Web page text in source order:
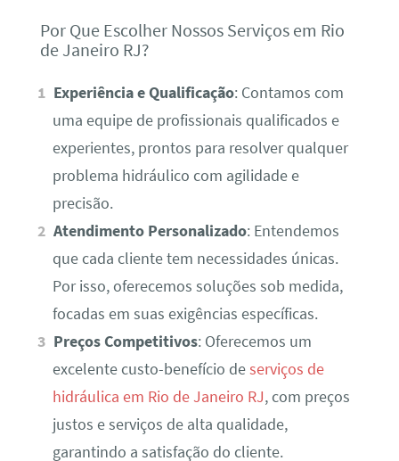
Por Que Escolher Nossos Serviços em Rio
de Janeiro RJ?
Experiência e Qualificação: Contamos com
uma equipe de profissionais qualificados e
experientes, prontos para resolver qualquer
problema hidráulico com agilidade e
precisão.
Atendimento Personalizado: Entendemos
que cada cliente tem necessidades únicas.
Por isso, oferecemos soluções sob medida,
focadas em suas exigências específicas.
Preços Competitivos: Oferecemos um
excelente custo-benefício deserviços de
hidráulica em Rio de Janeiro RJ, com preços
justos e serviços de alta qualidade,
garantindo a satisfação do cliente.